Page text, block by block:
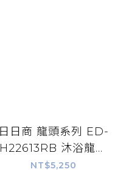
日日商 龍頭系列 ED-
H22613RB 沐浴龍頭
組
NT$5,250